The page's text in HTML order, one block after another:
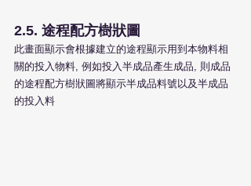
2.5. 途程配方樹狀圖
此畫面顯示會根據建立的途程顯示用到本物料相
關的投入物料, 例如投入半成品產生成品, 則成品
的途程配方樹狀圖將顯示半成品料號以及半成品
的投入料